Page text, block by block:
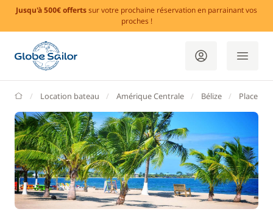
Jusqu'à 500€ offertssur votre prochaine réservation en parrainant vos
proches !
GlobeSailor
Location bateau Amérique Centrale Bélize Placencia